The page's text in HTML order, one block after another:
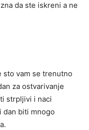
da ste iskreni a ne
sto vam se trenutno
za ostvarivanje
strpljivi i naci
dan biti mnogo